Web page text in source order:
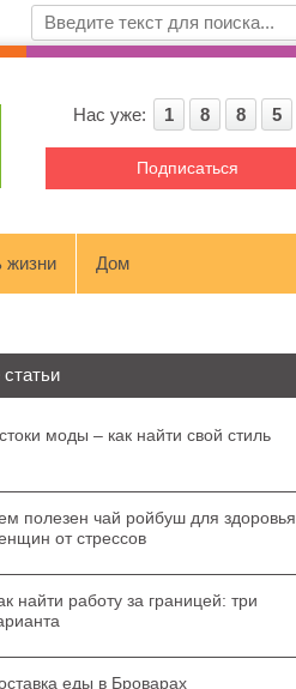
Нас уже: 1 8 8 5
Подписаться
жизни Дом
моды – как найти свой стиль
полезен чай ройбуш для здоровья
от стрессов
найти работу за границей: три
еды в Броварах